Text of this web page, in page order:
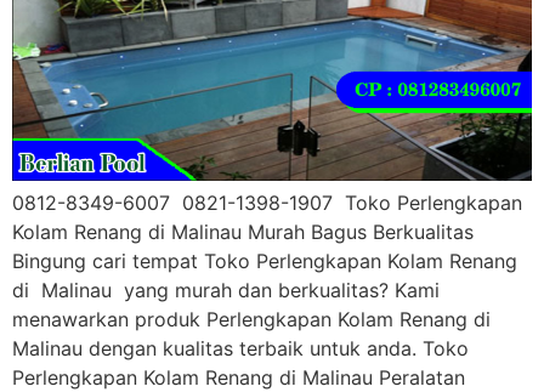
0812-8349-6007 0821-1398-1907 Toko Perlengkapan
Kolam Renang di Malinau Murah Bagus Berkualitas
Bingung cari tempat Toko Perlengkapan Kolam Renang
di Malinau yang murah dan berkualitas? Kami
menawarkan produk Perlengkapan Kolam Renang di
Malinau dengan kualitas terbaik untuk anda. Toko
Perlengkapan Kolam Renang di Malinau Peralatan